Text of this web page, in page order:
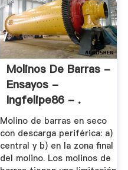
Molinos De Barras -
Ensayos -
Ingfelipe86 - .
Molino de barras en seco
con descarga periférica: a)
central y b) en la zona final
del molino. Los molinos de